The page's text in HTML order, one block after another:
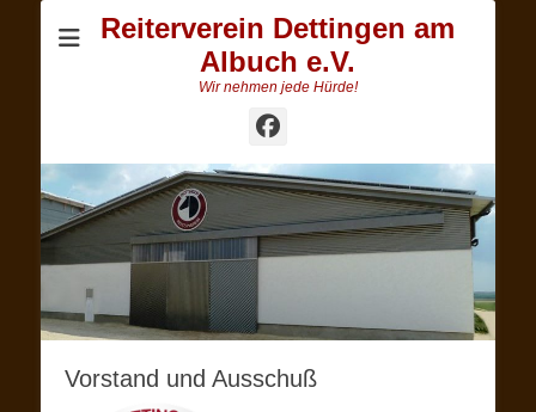
Reiterverein Dettingen am
Albuch e.V.
Wir nehmen jede Hürde!
Facebook
Vorstand und Ausschuß